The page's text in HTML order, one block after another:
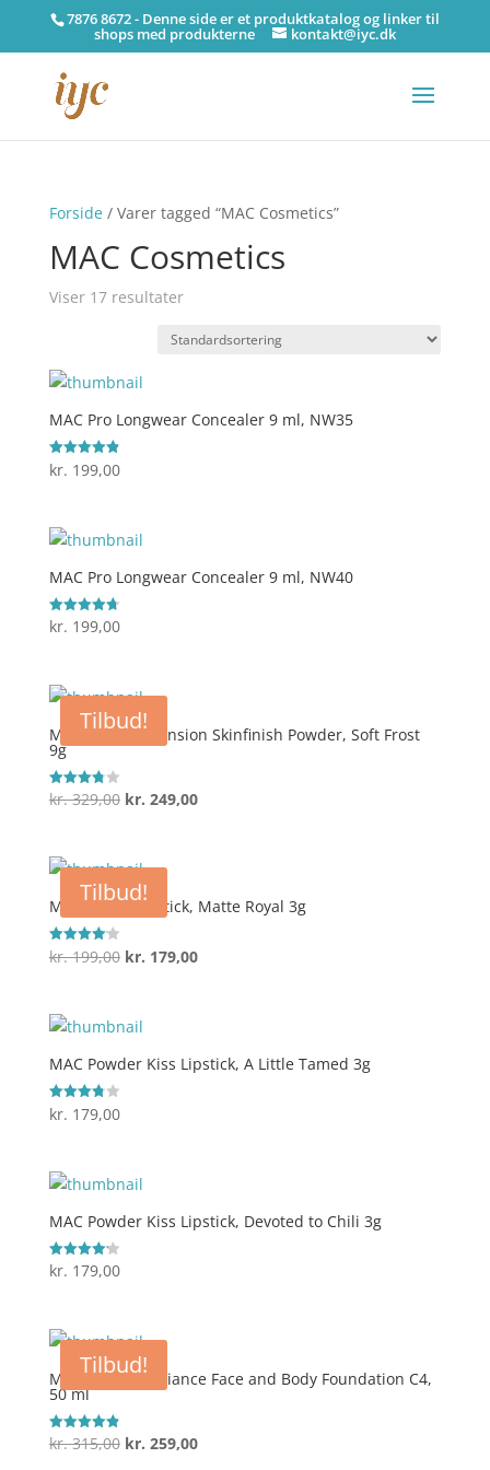
7876 8672 - Denne side er et produktkatalog og linker til
shops med produkterne kontakt@iyc.dk
Forside/ Varer tagged “MAC Cosmetics”
MAC Cosmetics
Viser 17 resultater
MAC Pro Longwear Concealer 9 ml, NW35
Vurderet
4.9
kr. 199,00
MAC Pro Longwear Concealer 9 ml, NW40
Vurderet
4.7
kr. 199,00
Tilbud!
MAC Extra Dimension Skinfinish Powder, Soft Frost
9g
Vurderet
3.8
kr.329,00 Den
var:
kr. 329,00.
kr. 249,00Den
kr. 249,00.
Tilbud!
MAC Matte Lipstick, Matte Royal 3g
Vurderet
4.1
kr.199,00 Den
var:
kr. 199,00.
kr. 179,00Den
kr. 179,00.
MAC Powder Kiss Lipstick, A Little Tamed 3g
Vurderet
3.8
kr. 179,00
MAC Powder Kiss Lipstick, Devoted to Chili 3g
Vurderet
4.2
kr. 179,00
Tilbud!
MAC Studio Radiance Face and Body Foundation C4,
50 ml
Vurderet
4.9
kr.315,00 Den
kr. 259,00Den